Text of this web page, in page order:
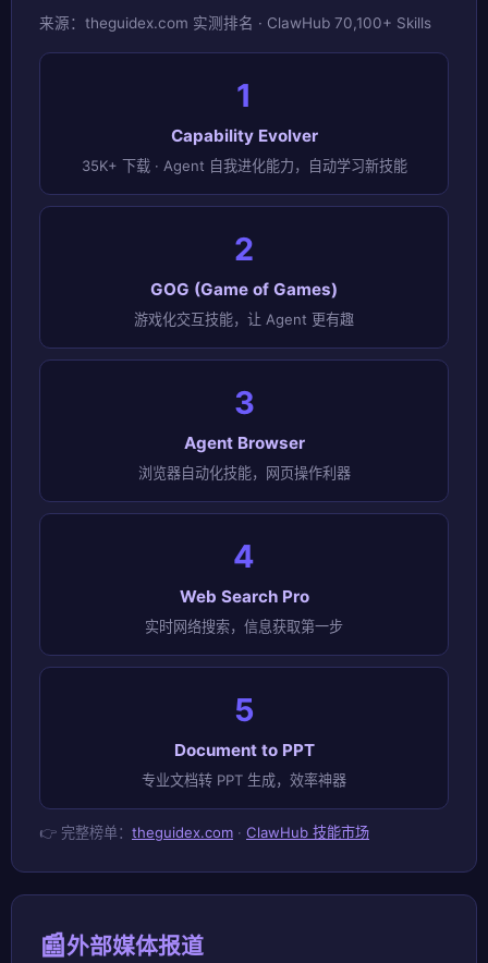
来源：theguidex.com 实测排名 · ClawHub 70,100+ Skills
1
Capability Evolver
35K+ 下载 · Agent 自我进化能力，自动学习新技能
2
GOG (Game of Games)
游戏化交互技能，让 Agent 更有趣
3
Agent Browser
浏览器自动化技能，网页操作利器
4
Web Search Pro
实时网络搜索，信息获取第一步
5
Document to PPT
专业文档转 PPT 生成，效率神器
👉 完整榜单： theguidex.com · ClawHub 技能市场
📰外部媒体报道